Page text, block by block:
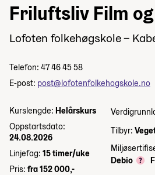
Friluftsliv Film
Lofoten folkehøgskole –
Telefon: 47 46 45 58
E-post: post@lofotenfolkehogskole.no
Kurslengde: Helårskurs
Oppstartsdato:
24.08.2026
Linjefag: 15 timer/uke
Pris: fra 152 000,-
Tilbyr:
Debio